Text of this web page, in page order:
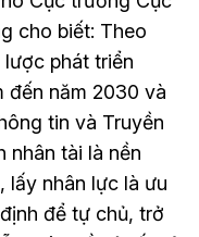
cho biết: Theo
phát triển
đến năm 2030 và
tin và Truyền
nhân tài là nền
lấy nhân lực là ưu
để tự chủ, trở